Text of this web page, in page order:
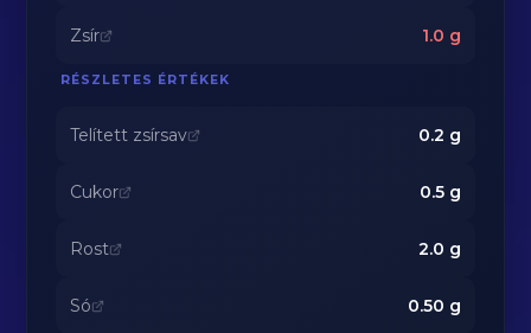
Zsír 1.0 g
RÉSZLETES ÉRTÉKEK
Telített zsírsav 0.2 g
Cukor 0.5g
Rost 2.0 g
Só 0.50 g